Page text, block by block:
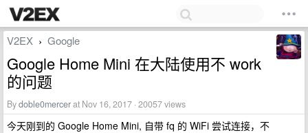
V2EX › Google
Google Home Mini 在大陆使用不 work
的问题
Bydoble0mercerat Nov 16, 2017 · 20057 views
今天刚到的 Google Home Mini, 自带 fq 的 WiFi 尝试连接，不